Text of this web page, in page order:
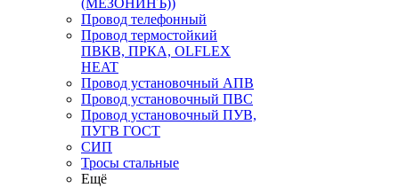
(МЕЗОНИНЪ))
Провод телефонный
Провод термостойкий
ПВКВ, ПРКА, OLFLEX
HEAT
Провод установочный АПВ
Провод установочный ПВС
Провод установочный ПУВ,
ПУГВ ГОСТ
СИП
Тросы стальные
Ещё